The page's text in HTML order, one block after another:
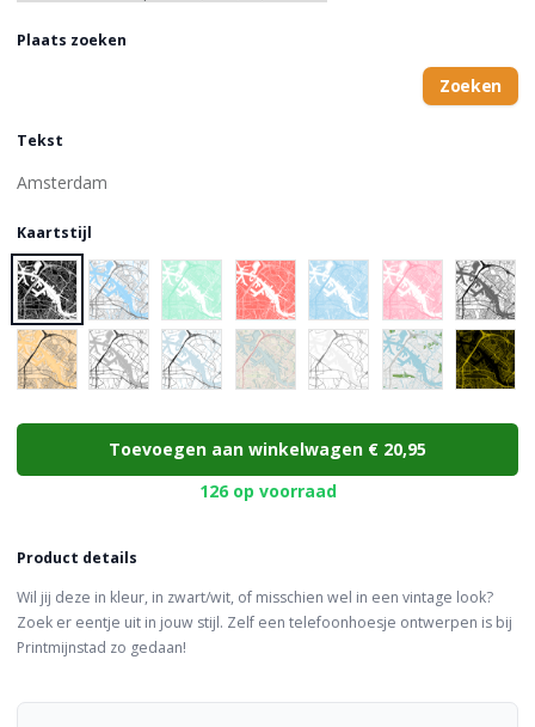
Plaats zoeken
Zoeken
Tekst
Kaartstijl
Choose a color
Toevoegen aan winkelwagen € 20,95
126 op voorraad
Product details
Wil jij deze in kleur, in zwart/wit, of misschien wel in een vintage look?
Zoek er eentje uit in jouw stijl. Zelf een telefoonhoesje ontwerpen is bij
Printmijnstad zo gedaan!